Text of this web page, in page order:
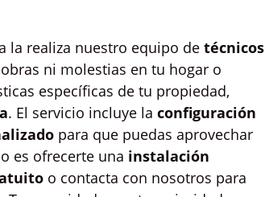
la realiza nuestro equipo de técnicos
ni molestias en tu hogar o
específicas de tu propiedad,
. El servicio incluye la configuración
para que puedas aprovechar
es ofrecerte una instalación
o contacta con nosotros para